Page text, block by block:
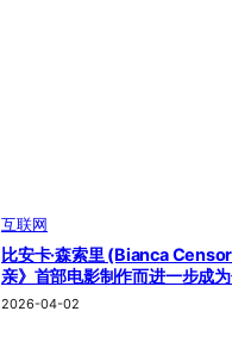
互联网
比安卡·森索里 (Bianca
亲》首部电影制作而进一步成
2026-04-02